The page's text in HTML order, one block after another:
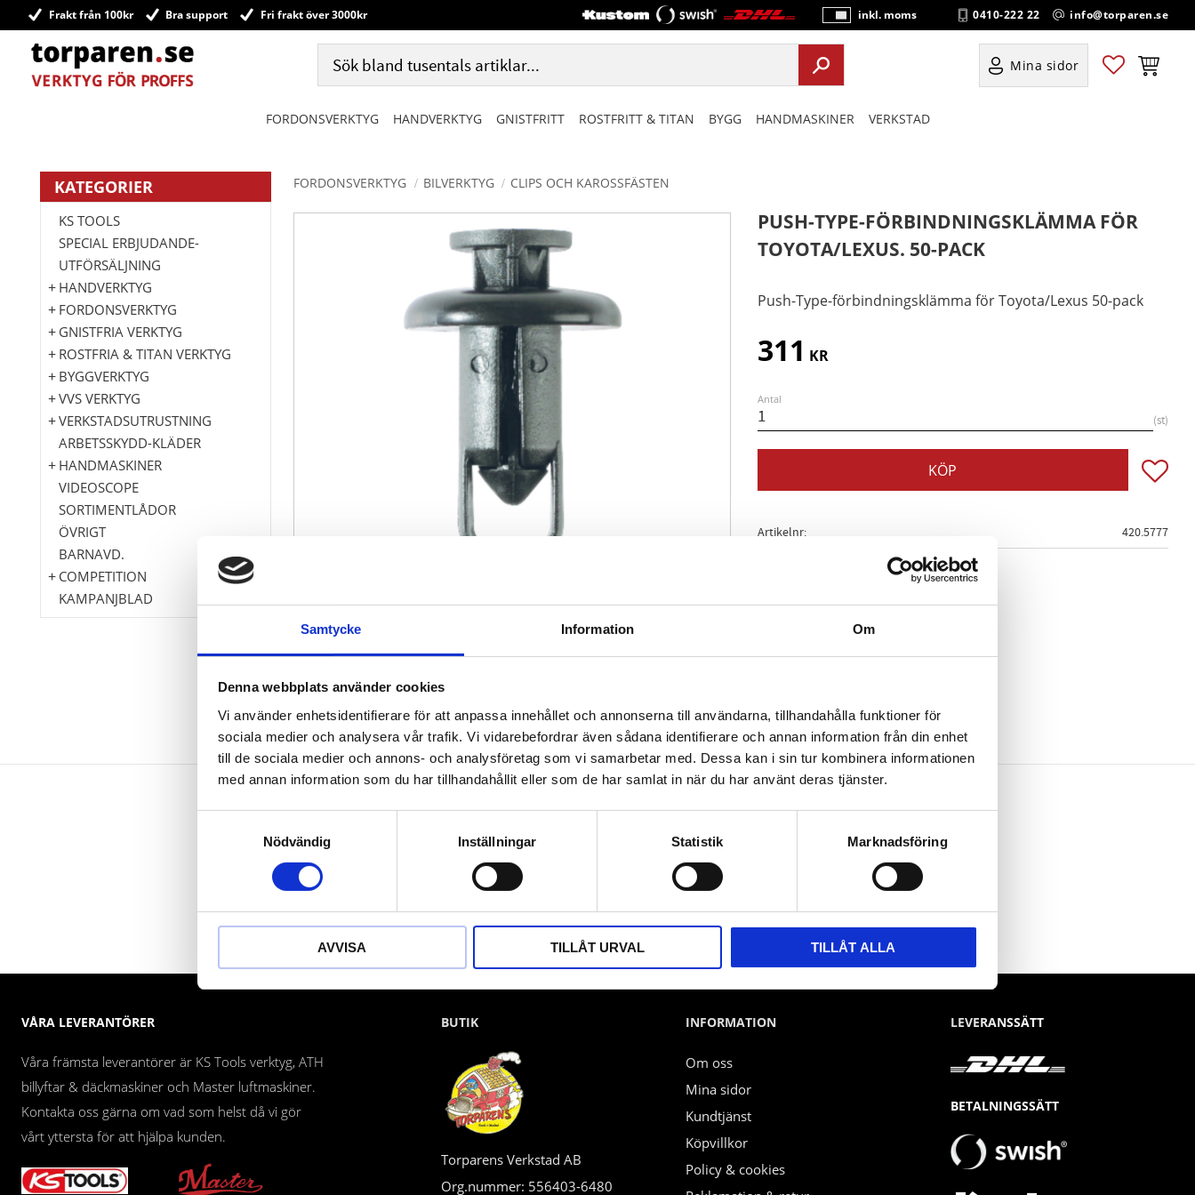
Samtycke Information Om
Denna webbplats använder cookies
Vi använder enhetsidentifierare för att anpassa innehållet och annonserna till användarna, tillhandahålla funktioner för
sociala medier och analysera vår trafik. Vi vidarebefordrar även sådana identifierare och annan information från din enhet
till de sociala medier och annons- och analysföretag som vi samarbetar med. Dessa kan i sin tur kombinera informationen
med annan information som du har tillhandahållit eller som de har samlat in när du har använt deras tjänster.
Nödvändig
Inställningar Statistik Marknadsföring
AVVISA TILLÅT URVAL TILLÅT ALLA
Frakt från 100kr Bra support Fri frakt över 3000kr
P
ri
s
e
vi
inkl. moms 0410-222 22 info@torparen.se
Mina sidor Favoriter
FORDONSVERKTYG HANDVERKTYG GNISTFRITT ROSTFRITT & TITAN BYGG HANDMASKINER VERKSTAD
FORDONSVERKTYG BILVERKTYG CLIPS OCH KAROSSFÄSTEN
PUSH-TYPE-FÖRBINDNINGSKLÄMMA FÖR
TOYOTA/LEXUS. 50-PACK
Push-Type-förbindningsklämma för Toyota/Lexus 50-pack
311 KR
Antal
st
KÖP Lägg
Artikelnr 420.5777
KATEGORIER
KS TOOLS
SPECIAL ERBJUDANDE-
UTFÖRSÄLJNING
HANDVERKTYG
FORDONSVERKTYG
GNISTFRIA VERKTYG
ROSTFRIA & TITAN VERKTYG
BYGGVERKTYG
VVS VERKTYG
VERKSTADSUTRUSTNING
ARBETSSKYDD-KLÄDER
HANDMASKINER
VIDEOSCOPE
SORTIMENTLÅDOR
ÖVRIGT
BARNAVD.
COMPETITION
KAMPANJBLAD
PRENUMERERA
VÅRA LEVERANTÖRER
Våra främsta leverantörer är KS Tools verktyg, ATH
billyftar & däckmaskiner och Master luftmaskiner.
Kontakta oss gärna om vad som helst då vi gör
vårt yttersta för att hjälpa kunden.
BUTIK
Torparens Verkstad AB
Org.nummer: 556403-6480
INFORMATION
Om oss
Mina sidor
Kundtjänst
Köpvillkor
Policy & cookies
LEVERANSSÄTT
BETALNINGSSÄTT